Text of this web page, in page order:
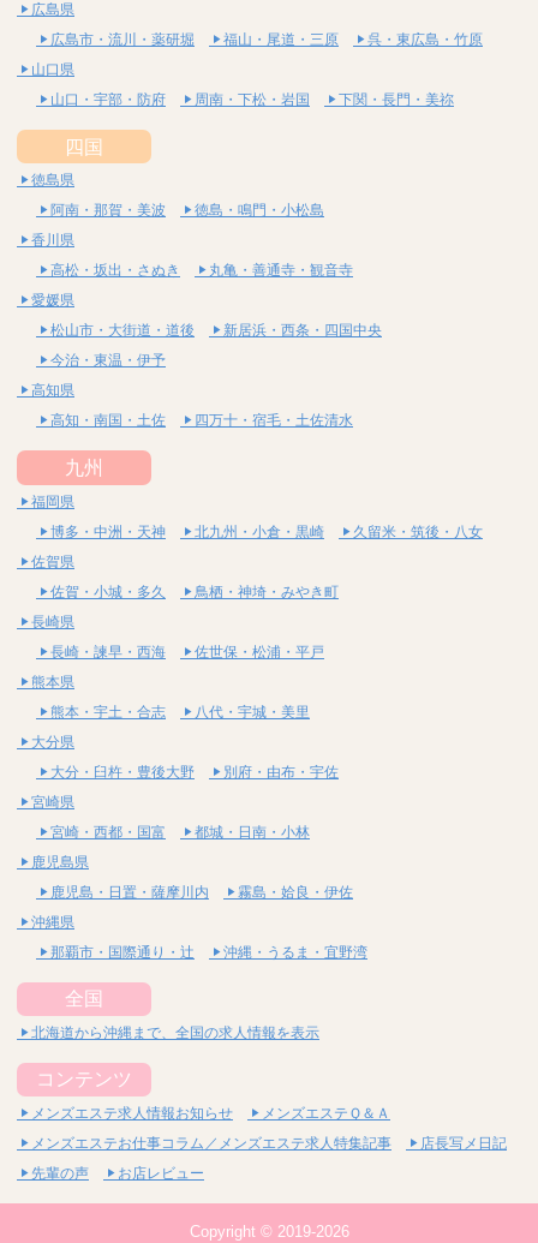
広島県
広島市・流川・薬研堀
福山・尾道・三原
呉・東広島・竹原
山口県
山口・宇部・防府
周南・下松・岩国 下関・長門・美祢
四国
徳島県
阿南・那賀・美波
徳島・鳴門・小松島
香川県
高松・坂出・さぬき
丸亀・善通寺・観音寺
愛媛県
松山市・大街道・道後
新居浜・西条・四国中央
今治・東温・伊予
高知県
高知・南国・土佐
四万十・宿毛・土佐清水
九州
福岡県
博多・中洲・天神
北九州・小倉・黒崎
久留米・筑後・八女
佐賀県
佐賀・小城・多久
鳥栖・神埼・みやき町
長崎県
長崎・諫早・西海
佐世保・松浦・平戸
熊本県
熊本・宇土・合志
八代・宇城・美里
大分県
大分・臼杵・豊後大野
別府・由布・宇佐
宮崎県
宮崎・西都・国富
都城・日南・小林
鹿児島県
鹿児島・日置・薩摩川内
霧島・姶良・伊佐
沖縄県
那覇市・国際通り・辻
沖縄・うるま・宜野湾
全国
北海道から沖縄まで、全国の求人情報を表示
コンテンツ
メンズエステ求人情報お知らせ
メンズエステＱ＆Ａ
メンズエステお仕事コラム／メンズエステ求人特集記事
店長写メ日記
先輩の声
お店レビュー
Copyright © 2019-2026